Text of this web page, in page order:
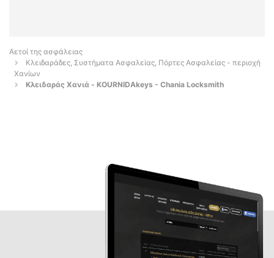
Αετοί της ασφάλειας
Κλειδαράδες, Συστήματα Ασφαλείας, Πόρτες Ασφαλείας - περιοχή
Χανίων
Κλειδαράς Χανιά - KOURNIDAkeys - Chania Locksmith